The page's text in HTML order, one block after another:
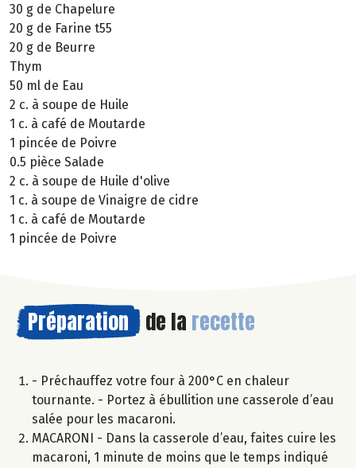
30 g de Chapelure
20 g de Farine t55
20 g de Beurre
Thym
50 ml de Eau
2 c. à soupe de Huile
1 c. à café de Moutarde
1 pincée de Poivre
0.5 pièce Salade
2 c. à soupe de Huile d'olive
1 c. à soupe de Vinaigre de cidre
1 c. à café de Moutarde
1 pincée de Poivre
Préparation de la recette
- Préchauffez votre four à 200°C en chaleur
tournante. - Portez à ébullition une casserole d’eau
salée pour les macaroni.
MACARONI - Dans la casserole d’eau, faites cuire les
macaroni, 1 minute de moins que le temps indiqué